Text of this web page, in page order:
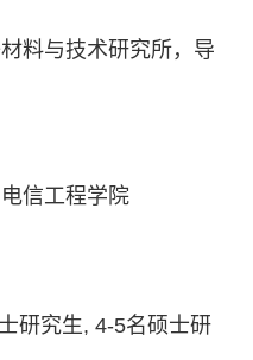
料与技术研究所，导
信工程学院
研究生, 4-5名硕士研